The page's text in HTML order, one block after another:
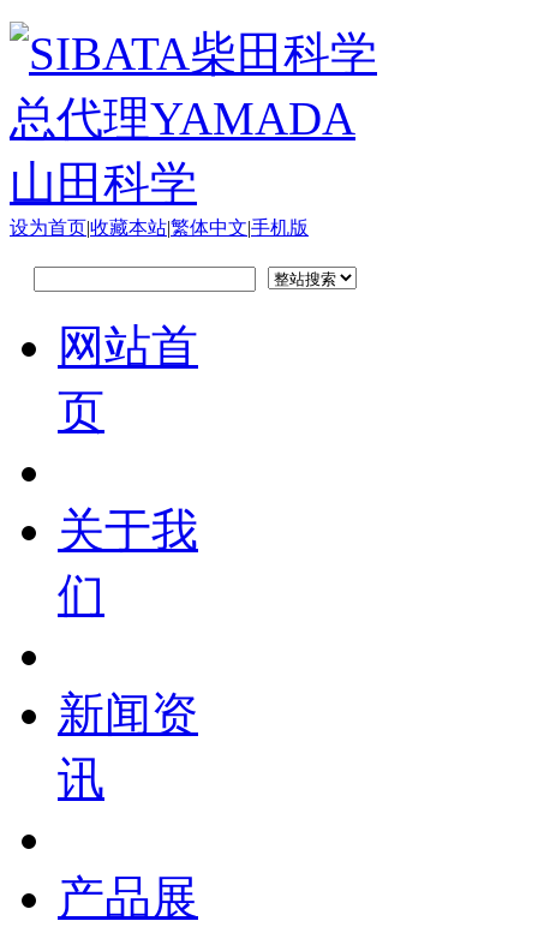
设为首页|收藏本站|繁体中文|手机版
网站首
页
关于我
们
新闻资
讯
产品展